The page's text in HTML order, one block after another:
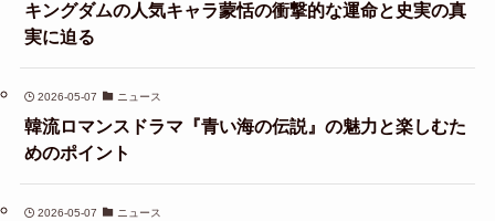
キングダムの人気キャラ蒙恬の衝撃的な運命と史実の真
実に迫る
2026-05-07 ニュース
韓流ロマンスドラマ『青い海の伝説』の魅力と楽しむた
めのポイント
2026-05-07 ニュース